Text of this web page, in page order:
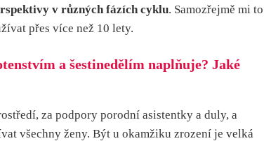
v různých fázích cyklu. Samozřejmě mi to
přes více než 10 lety.
a šestinedělím naplňuje? Jaké
za podpory porodní asistentky a duly, a
všechny ženy. Být u okamžiku zrození je velká